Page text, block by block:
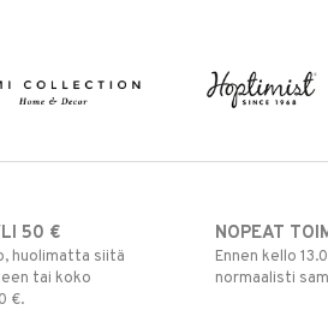
50 €
huolimatta siitä
tai koko
€.
NOPEAT
Ennen kello
normaalisti